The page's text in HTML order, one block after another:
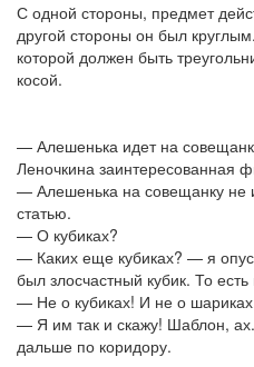
С одной стороны, предмет
другой стороны он был
которой должен быть
косой.
— Алешенька идет на
Леночкина заинтересованная
— Алешенька на совещанку не
статью.
— О кубиках?
— Каких еще кубиках? — я
был злосчастный кубик. То
— Не о кубиках! И не о
— Я им так и скажу! Шаблон,
дальше по коридору.